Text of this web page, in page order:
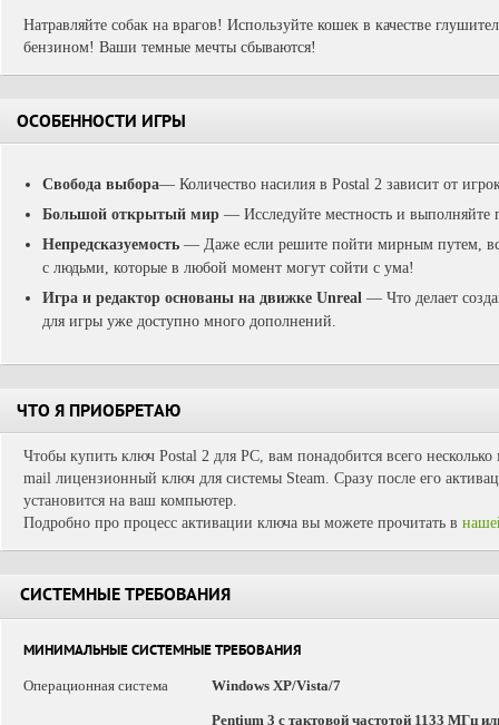
Натравляйте собак на врагов! Используйте кошек в качестве
бензином! Ваши темные мечты сбываются!
ОСОБЕННОСТИ ИГРЫ
Свобода выбора— Количество насилия в Postal 2 зависит от
Большой открытый мир — Исследуйте местность и выполняйте
Непредсказуемость — Даже если решите пойти мирным путем,
с людьми, которые в любой момент могут сойти с ума!
Игра и редактор основаны на движке Unreal — Что делает
для игры уже доступно много дополнений.
ЧТО Я ПРИОБРЕТАЮ
Чтобы купить ключ Postal 2 для PC, вам понадобится всего
mail лицензионный ключ для системы Steam. Сразу после его
установится на ваш компьютер.
Подробно про процесс активации ключа вы можете прочитать в
СИСТЕМНЫЕ ТРЕБОВАНИЯ
МИНИМАЛЬНЫЕ СИСТЕМНЫЕ ТРЕБОВАНИЯ
Операционная система
Windows XP/Vista/7
Pentium 3 с тактовой частотой 1133 МГц